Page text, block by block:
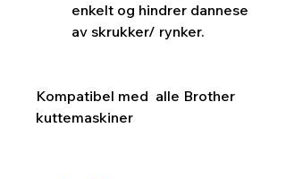
enkelt og hindrer dannese
av skrukker/ rynker.
Kompatibel med alle Brother
kuttemaskiner